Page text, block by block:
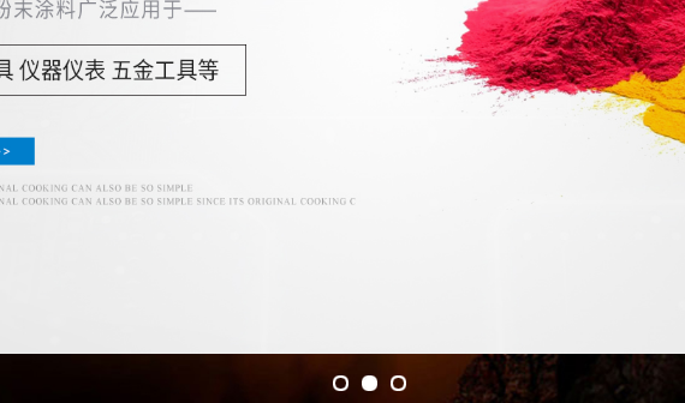
上海热转印粉末系列
上海低温粉末系列
上海耐高温粉末系列